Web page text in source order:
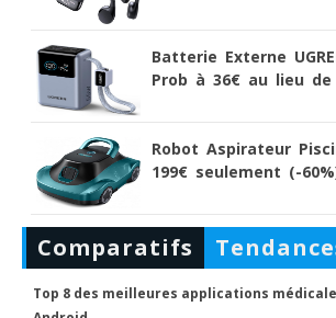
Batterie Externe
Prob à 36€ au lieu de
Robot Aspirateur
199€ seulement (-
Comparatifs
Top 8 des meilleures applications